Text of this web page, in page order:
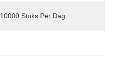
10000 Stuks Per Dag